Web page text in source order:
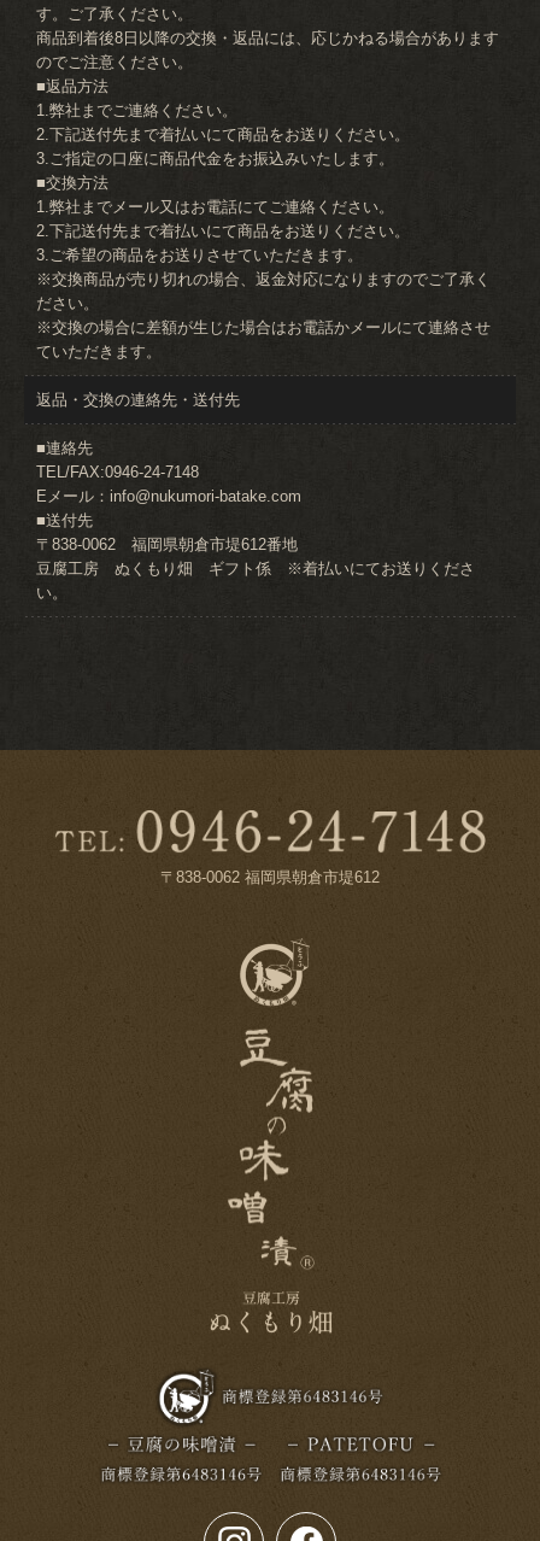
す。ご了承ください。
商品到着後8日以降の交換・返品には、応じかねる場合があります
のでご注意ください。
■返品方法
1.弊社までご連絡ください。
2.下記送付先まで着払いにて商品をお送りください。
3.ご指定の口座に商品代金をお振込みいたします。
■交換方法
1.弊社までメール又はお電話にてご連絡ください。
2.下記送付先まで着払いにて商品をお送りください。
3.ご希望の商品をお送りさせていただきます。
※交換商品が売り切れの場合、返金対応になりますのでご了承く
ださい。
※交換の場合に差額が生じた場合はお電話かメールにて連絡させ
ていただきます。
返品・交換の連絡先・送付先
■連絡先
TEL/FAX:0946-24-7148
Eメール：info@nukumori-batake.com
■送付先
〒838-0062 福岡県朝倉市堤612番地
豆腐工房 ぬくもり畑 ギフト係 ※着払いにてお送りくださ
い。
〒838-0062 福岡県朝倉市堤612